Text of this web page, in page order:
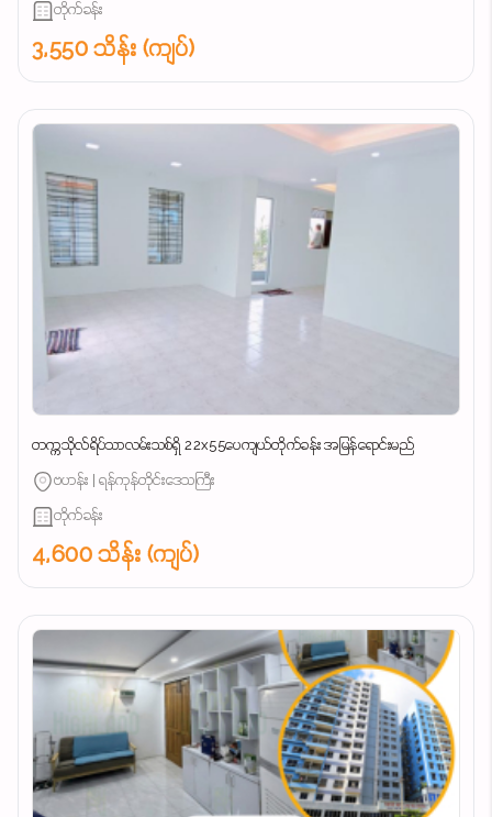
တိုက်ခန်း
3,550 သိန်း (ကျပ်)
တက္ကသိုလ်ရိပ်သာလမ်းသစ်ရှိ 22x55ပေကျယ်တိုက်ခန်း အမြန်ရောင်းမည်
ဗဟန်း | ရန်ကုန်တိုင်းဒေသကြီး
တိုက်ခန်း
4,600 သိန်း (ကျပ်)